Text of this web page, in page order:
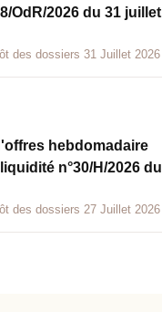
OdR/2026 du 31 juillet
des dossiers 31 Juillet 2026
hebdomadaire
n°30/H/2026 du
des dossiers 27 Juillet 2026